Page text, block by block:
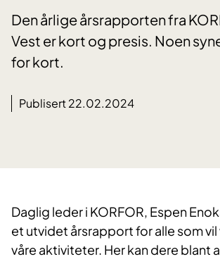
Den årlige årsrapporten fra
Vest er kort og presis. Noen
for kort.
Publisert 22.02.2024
​Daglig leder i KORFOR, Espen
et utvidet årsrapport for alle som
våre aktiviteter. Her kan dere blant